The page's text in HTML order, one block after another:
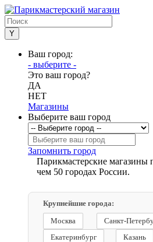
Ваш город:
- выберите -
Это ваш город?
ДА
НЕТ
Магазины
Выберите ваш город
Запомнить город
Парикмастерские магазины
чем 50 городах России.
Крупнейшие города:
Москва
Санкт-
Екатеринбург
Казань